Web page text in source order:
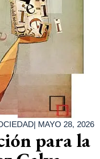
| MAYO 28, 2026
para la